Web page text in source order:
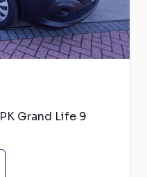
Grand Life 9